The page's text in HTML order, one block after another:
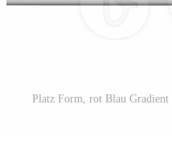
Platz Form, rot Blau Gradient